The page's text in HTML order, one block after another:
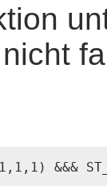
&&&